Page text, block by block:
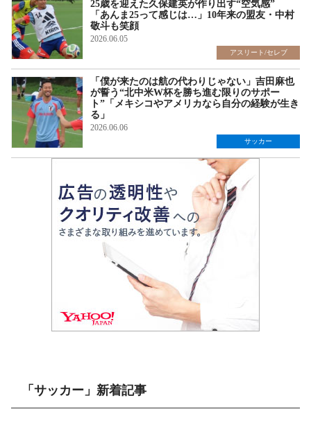
25歳を迎えた久保建英が作り出す“空気感”
「あんま25って感じは…」10年来の盟友・中村
敬斗も笑顔
2026.06.05
アスリート/セレブ
「僕が来たのは航の代わりじゃない」吉田麻也
が誓う“北中米W杯を勝ち進む限りのサポー
ト”「メキシコやアメリカなら自分の経験が生き
る」
2026.06.06
サッカー
「サッカー」新着記事